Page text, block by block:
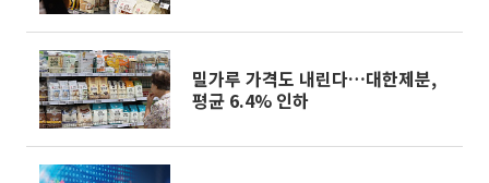
밀가루 가격도 내린다…대한제분,
평균 6.4% 인하